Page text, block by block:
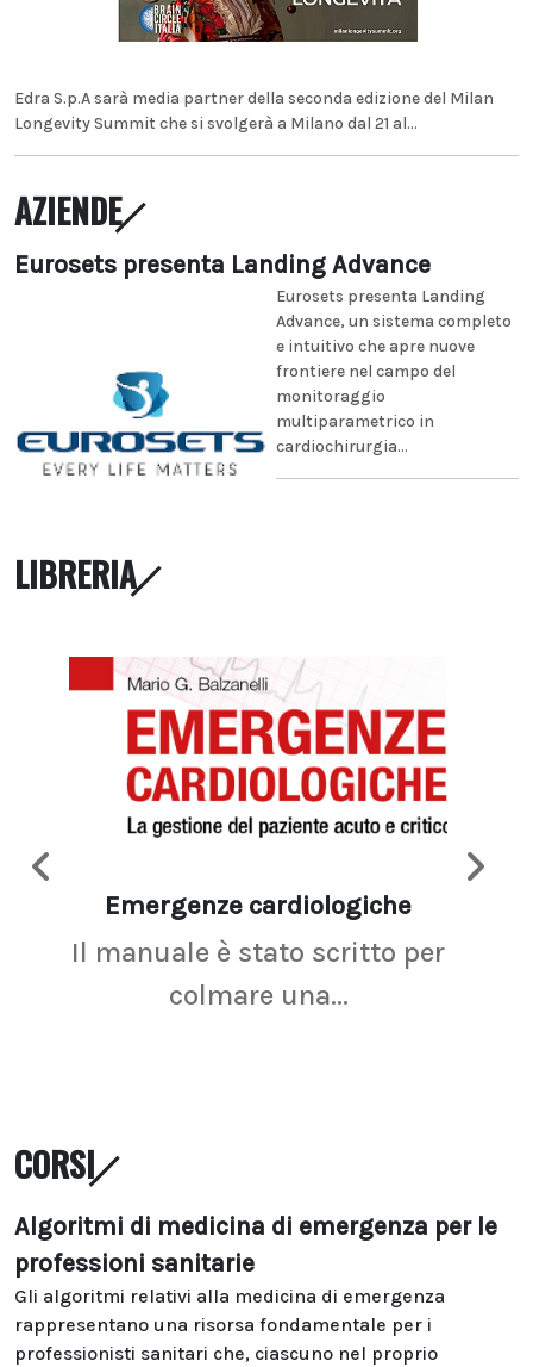
Edra S.p.A sarà media partner della seconda edizione del Milan
Longevity Summit che si svolgerà a Milano dal 21 al...
AZIENDE
Eurosets presenta Landing Advance
Eurosets presenta Landing
Advance, un sistema completo
e intuitivo che apre nuove
frontiere nel campo del
monitoraggio
multiparametrico in
cardiochirurgia...
LIBRERIA
Emergenze cardiologiche
Il manuale è stato scritto per
colmare una...
CORSI
Algoritmi di medicina di emergenza per le
professioni sanitarie
Gli algoritmi relativi alla medicina di emergenza
rappresentano una risorsa fondamentale per i
professionisti sanitari che, ciascuno nel proprio